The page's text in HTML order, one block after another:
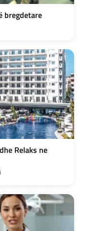
bregdetare
Relaks ne